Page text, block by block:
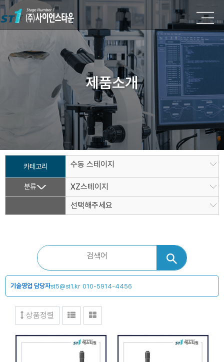
제품소개
카테고리 수동 스테이지
분류
XZ스테이지
선택해주세요
기술영업 담당자st5@st1.kr 010-5914-4456
상품정렬